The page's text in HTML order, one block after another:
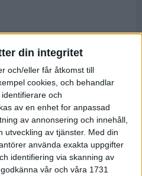
din integritet
och/eller får åtkomst till
cookies, och behandlar
och
av en enhet for anpassad
av annonsering och innehåll,
utveckling av tjänster. Med din
använda exakta uppgifter
identifiering via skanning av
vår och våra 1731